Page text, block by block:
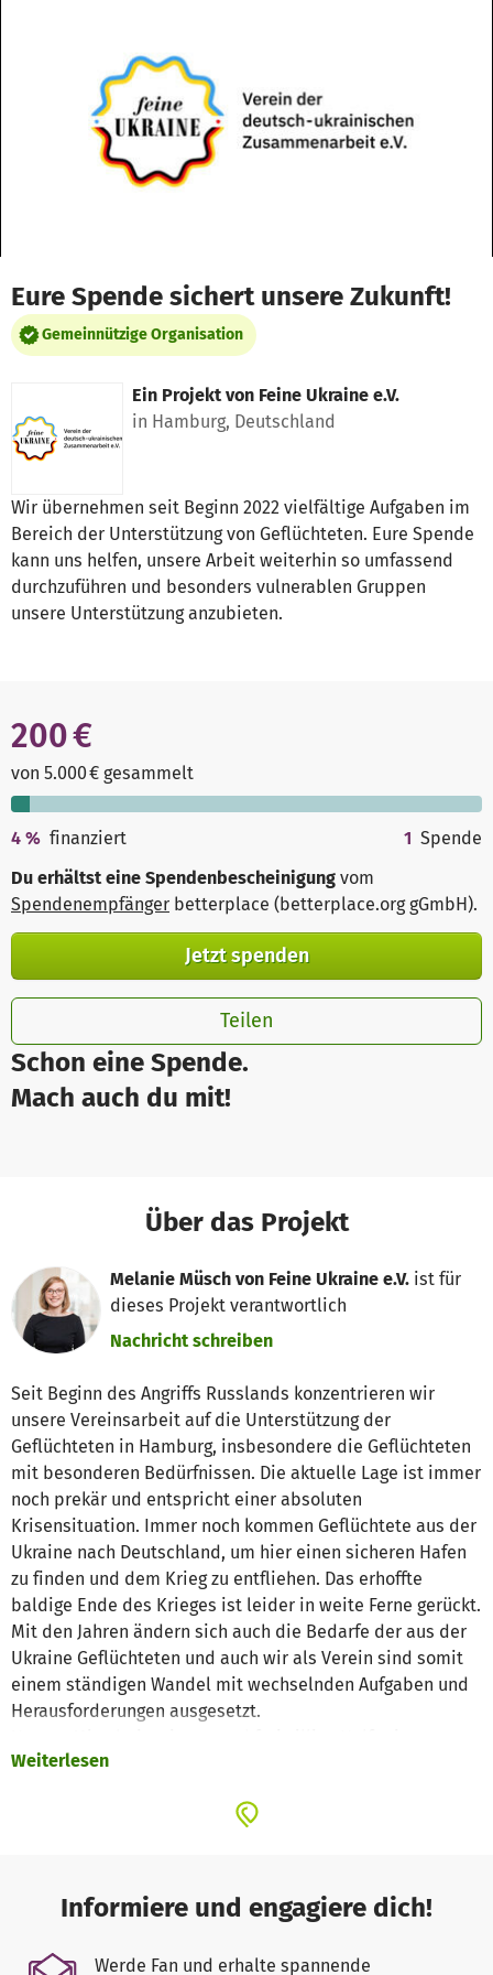
Eure Spende sichert unsere Zukunft!
Gemeinnützige Organisation
Ein Projekt von Feine Ukraine e.V.
in Hamburg, Deutschland
Wir übernehmen seit Beginn 2022 vielfältige Aufgaben im
Bereich der Unterstützung von Geflüchteten. Eure Spende
kann uns helfen, unsere Arbeit weiterhin so umfassend
durchzuführen und besonders vulnerablen Gruppen
unsere Unterstützung anzubieten.
Schon eine Spende.
Mach auch du mit!
200 €
von 5.000 € gesammelt
4 % finanziert 1 Spende
Du erhältst eine Spendenbescheinigung vom
Spendenempfänger betterplace (betterplace.org gGmbH).
Jetzt spenden
Teilen
Über das Projekt
Melanie Müsch von Feine Ukraine e.V. ist für
dieses Projekt verantwortlich
Nachricht schreiben
Seit Beginn des Angriffs Russlands konzentrieren wir
unsere Vereinsarbeit auf die Unterstützung der
Geflüchteten in Hamburg, insbesondere die Geflüchteten
mit besonderen Bedürfnissen. Die aktuelle Lage ist immer
noch prekär und entspricht einer absoluten
Krisensituation. Immer noch kommen Geflüchtete aus der
Ukraine nach Deutschland, um hier einen sicheren Hafen
zu finden und dem Krieg zu entfliehen. Das erhoffte
baldige Ende des Krieges ist leider in weite Ferne gerückt.
Mit den Jahren ändern sich auch die Bedarfe der aus der
Ukraine Geflüchteten und auch wir als Verein sind somit
einem ständigen Wandel mit wechselnden Aufgaben und
Herausforderungen ausgesetzt.
unterstützen Familien bei behördlichen Angelegenheiten
Infoveranstaltungen sowie Freizeitaktivitäten und helfen
Geflüchtete in diversen Bereichen in den Sprachen
Deutsch, Ukrainisch, Englisch und Russisch.
Weiterlesen
Informiere und engagiere dich!
Werde Fan und erhalte spannende